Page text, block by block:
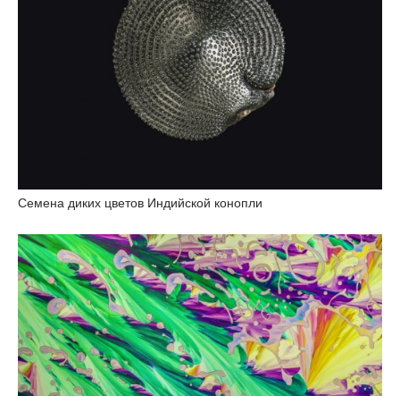
Семена диких цветов Индийской конопли